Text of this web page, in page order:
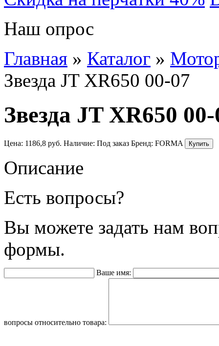
Наш опрос
Главная » Каталог »
Звезда JT XR650 00-07
Звезда JT XR650
Цена: 1186,8 руб. Наличие: Под заказ Бренд: FORMA
Описание
Есть вопросы?
Вы можете задать нам
формы.
Ваше имя:
вопросы относительно товара: